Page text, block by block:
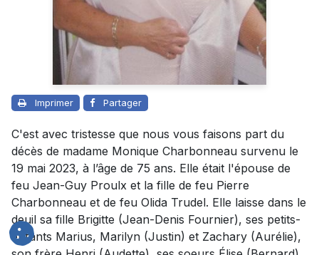
Imprimer Partager
C'est avec tristesse que nous vous faisons part du
décès de madame Monique Charbonneau survenu le
19 mai 2023, à l’âge de 75 ans. Elle était l'épouse de
feu Jean-Guy Proulx et la fille de feu Pierre
Charbonneau et de feu Olida Trudel. Elle laisse dans le
deuil sa fille Brigitte (Jean-Denis Fournier), ses petits-
enfants Marius, Marilyn (Justin) et Zachary (Aurélie),